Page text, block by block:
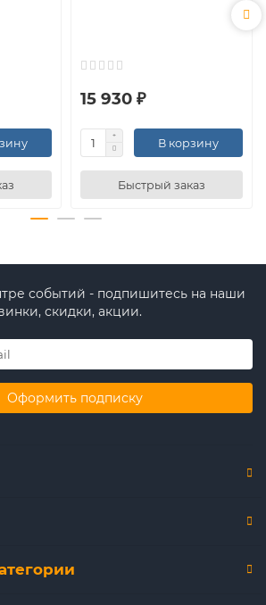
15 930 ₽
В корзину
Быстрый заказ
событий - подпишитесь на наши
скидки, акции.
Оформить подписку